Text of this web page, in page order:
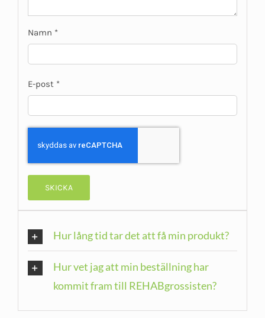
Namn *
E-post *
Hur lång tid tar det att få min produkt?
Hur vet jag att min beställning har
kommit fram till REHABgrossisten?